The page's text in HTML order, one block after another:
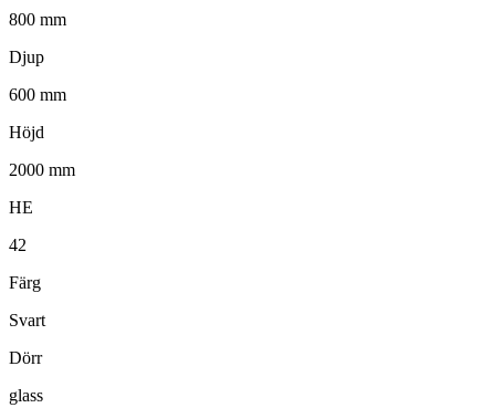
800 mm
Djup
600 mm
Höjd
2000 mm
HE
42
Färg
Svart
Dörr
glass